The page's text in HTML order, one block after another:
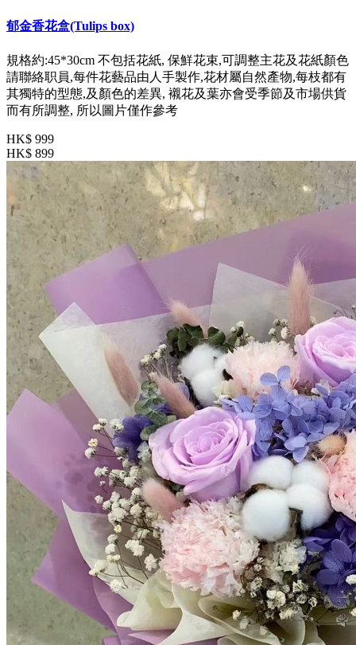
郁金香花盒(Tulips box)
規格約:45*30cm 不包括花紙, 保鮮花束,可調整主花及花紙顏色
請聯絡职員,每件花藝品由人手製作,花材屬自然產物,每枝都有
其獨特的型態,及顏色的差異, 襯花及葉亦會受季節及市場供貨
而有所調整, 所以圖片僅作參考
HK$ 999
HK$ 899